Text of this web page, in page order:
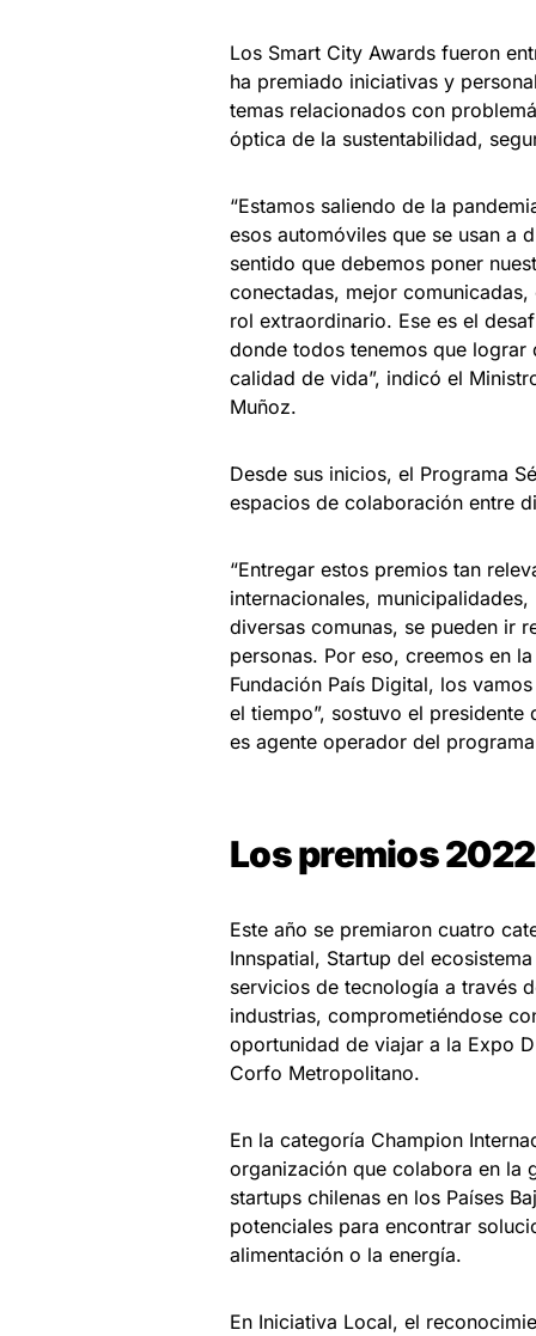
Los Smart City Awards fueron
ha premiado iniciativas y
temas relacionados con
óptica de la sustentabilidad,
“Estamos saliendo de la
esos automóviles que se usan a
sentido que debemos poner
conectadas, mejor
rol extraordinario. Ese es el
donde todos tenemos que lograr
calidad de vida”, indicó el
Muñoz.
Desde sus inicios, el Programa
espacios de colaboración entre
“Entregar estos premios tan
internacionales,
diversas comunas, se pueden ir
personas. Por eso, creemos en
Fundación País Digital, los
el tiempo”, sostuvo el
es agente operador del
Los premios 2022
Este año se premiaron cuatro
Innspatial, Startup del
servicios de tecnología a través
industrias, comprometiéndose
oportunidad de viajar a la Expo
Corfo Metropolitano.
En la categoría Champion
organización que colabora en la
startups chilenas en los Países
potenciales para encontrar
alimentación o la energía.
En Iniciativa Local, el